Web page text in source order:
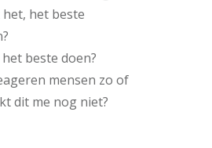
het beste
beste doen?
mensen zo of
dit me nog niet?